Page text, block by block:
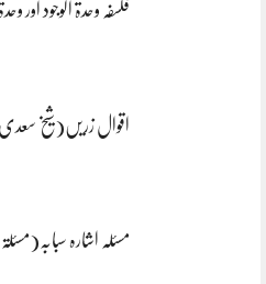
فلسفہ وحدۃ الوجود اور وحدۃ
اقوال زریں(شیخ
مسئلہ اشارہ سبابہ(مسئلۃ